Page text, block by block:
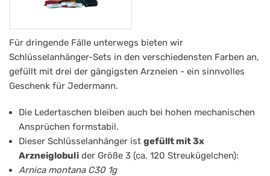
Arznei-
Schlüsselanhänger
3
1g
braun,
gefüllt
Für dringende Fälle unterwegs bieten wir
Schlüsselanhänger-Sets in den verschiedensten Farben an,
gefüllt mit drei der gängigsten Arzneien - ein sinnvolles
Geschenk für Jedermann.
Die Ledertaschen bleiben auch bei hohen mechanischen
Ansprüchen formstabil.
Dieser Schlüsselanhänger ist gefüllt mit 3x
Arzneiglobuli der Größe 3 (ca. 120 Streukügelchen):
Arnica montana C30 1g